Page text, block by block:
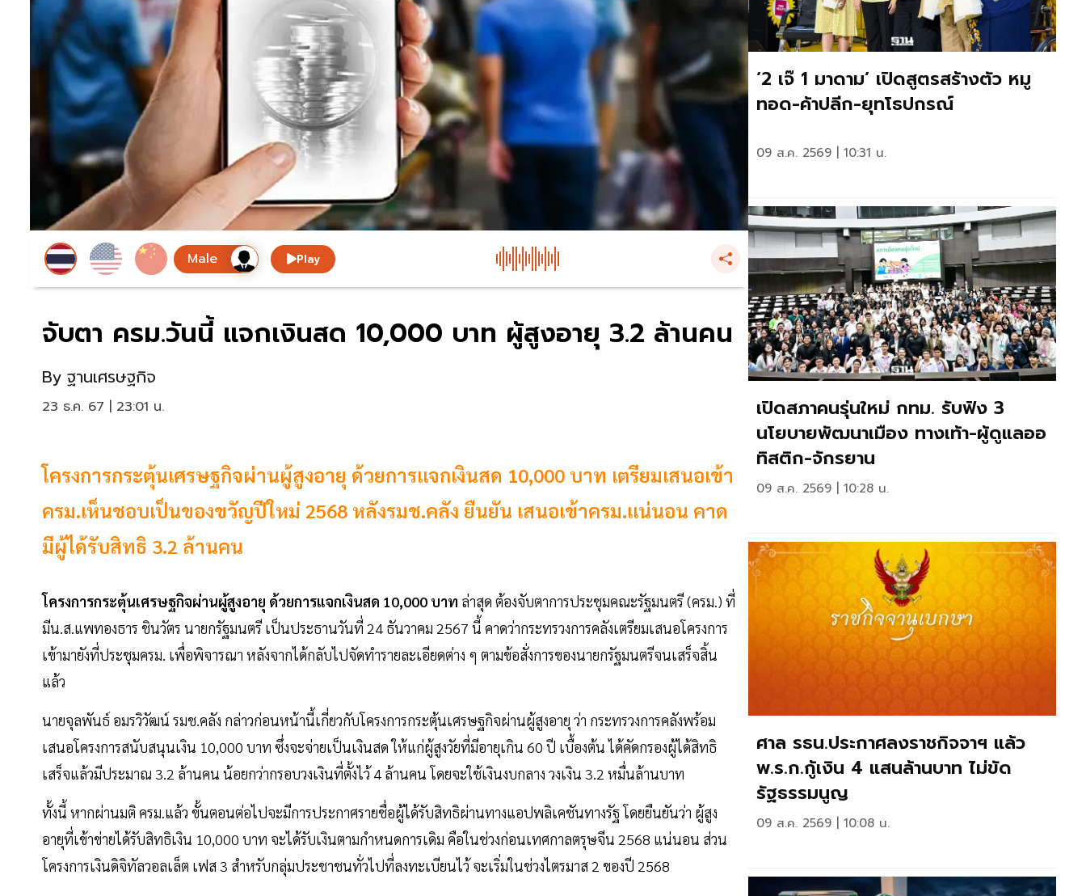
Play
จับตา ครม.วันนี้ แจกเงินสด 10,000 บาท ผู้สูงอายุ 3.2 ล้านคน
By ฐานเศรษฐกิจ
23 ธ.ค. 67 | 23:01 น.
โครงการกระตุ้นเศรษฐกิจผ่านผู้สูงอายุ ด้วยการแจกเงินสด 10,000 บาท เตรียมเสนอเข้า
ครม.เห็นชอบเป็นของขวัญปีใหม่ 2568 หลังรมช.คลัง ยืนยัน เสนอเข้าครม.แน่นอน คาด
มีผู้ได้รับสิทธิ 3.2 ล้านคน
โครงการกระตุ้นเศรษฐกิจผ่านผู้สูงอายุ ด้วยการแจกเงินสด 10,000 บาท ล่าสุด ต้องจับตาการประชุมคณะรัฐมนตรี (ครม.) ที่
มีน.ส.แพทองธาร ชินวัตร นายกรัฐมนตรี เป็นประธานวันที่ 24 ธันวาคม 2567 นี้ คาดว่ากระทรวงการคลังเตรียมเสนอโครงการ
เข้ามายังที่ประชุมครม. เพื่อพิจารณา หลังจากได้กลับไปจัดทำรายละเอียดต่าง ๆ ตามข้อสั่งการของนายกรัฐมนตรีจนเสร็จสิ้น
แล้ว
นายจุลพันธ์ อมรวิวัฒน์ รมช.คลัง กล่าวก่อนหน้านี้เกี่ยวกับโครงการกระตุ้นเศรษฐกิจผ่านผู้สูงอายุ ว่า กระทรวงการคลังพร้อม
เสนอโครงการสนับสนุนเงิน 10,000 บาท ซึ่งจะจ่ายเป็นเงินสด ให้แก่ผู้สูงวัยที่มีอายุเกิน 60 ปี เบื้องต้น ได้คัดกรองผู้ได้สิทธิ
เสร็จแล้วมีประมาณ 3.2 ล้านคน น้อยกว่ากรอบวงเงินที่ตั้งไว้ 4 ล้านคน โดยจะใช้เงินงบกลาง วงเงิน 3.2 หมื่นล้านบาท
ทั้งนี้ หากผ่านมติ ครม.แล้ว ขั้นตอนต่อไปจะมีการประกาศรายชื่อผู้ได้รับสิทธิผ่านทางแอปพลิเคชันทางรัฐ โดยยืนยันว่า ผู้สูง
อายุที่เข้าข่ายได้รับสิทธิเงิน 10,000 บาท จะได้รับเงินตามกำหนดการเดิม คือในช่วงก่อนเทศกาลตรุษจีน 2568 แน่นอน ส่วน
โครงการเงินดิจิทัลวอลเล็ต เฟส 3 สำหรับกลุ่มประชาชนทั่วไปที่ลงทะเบียนไว้ จะเริ่มในช่วงไตรมาส 2 ของปี 2568
‘2 เจ๊ 1 มาดาม’ เปิดสูตรสร้างตัว หมู
ทอด-ค้าปลีก-ยุทโธปกรณ์
09 ส.ค. 2569 | 10:31 น.
เปิดสภาคนรุ่นใหม่ กทม. รับฟัง 3
นโยบายพัฒนาเมือง ทางเท้า-ผู้ดูแลออ
ทิสติก-จักรยาน
09 ส.ค. 2569 | 10:28 น.
ศาล รธน.ประกาศลงราชกิจจาฯ แล้ว
พ.ร.ก.กู้เงิน 4 แสนล้านบาท ไม่ขัด
รัฐธรรมนูญ
09 ส.ค. 2569 | 10:08 น.